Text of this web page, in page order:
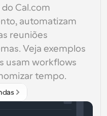
Cal.com
automatizam
reuniões
Veja exemplos
usam workflows
tempo.